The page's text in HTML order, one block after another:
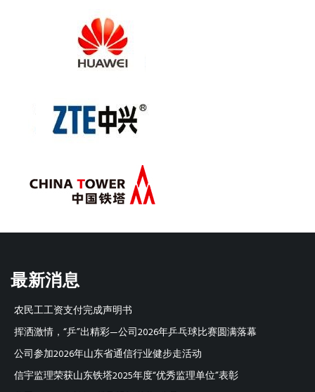
最新消息
农民工工资支付完成声明书
挥洒激情，“乒”出精彩—公司2026年乒乓球比赛圆满落幕
公司参加2026年山东省通信行业健步走活动
信宇监理荣获山东铁塔2025年度“优秀监理单位”表彰